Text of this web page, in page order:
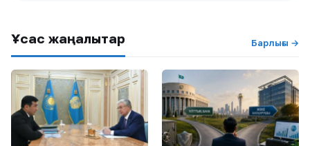
Ұқсас жаңалықтар Барлығы →